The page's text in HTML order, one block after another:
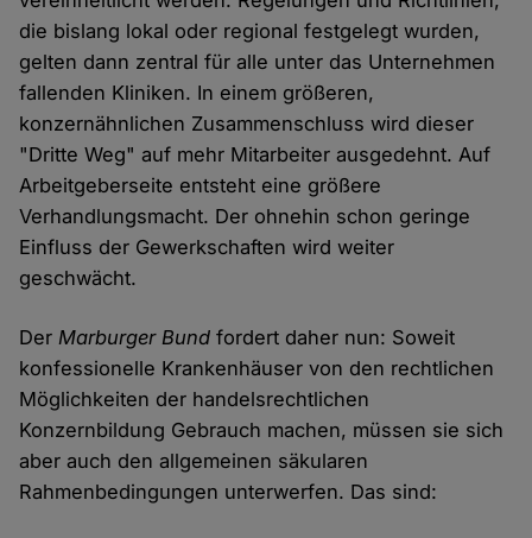
die bislang lokal oder regional festgelegt wurden,
gelten dann zentral für alle unter das Unternehmen
fallenden Kliniken. In einem größeren,
konzernähnlichen Zusammenschluss wird dieser
"Dritte Weg" auf mehr Mitarbeiter ausgedehnt. Auf
Arbeitgeberseite entsteht eine größere
Verhandlungsmacht. Der ohnehin schon geringe
Einfluss der Gewerkschaften wird weiter
geschwächt.
DerMarburger Bund fordert daher nun: Soweit
konfessionelle Krankenhäuser von den rechtlichen
Möglichkeiten der handelsrechtlichen
Konzernbildung Gebrauch machen, müssen sie sich
aber auch den allgemeinen säkularen
Rahmenbedingungen unterwerfen. Das sind: